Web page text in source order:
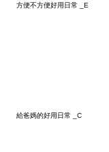
方便不方便好用日常 _E
給爸媽的好用日常 _C